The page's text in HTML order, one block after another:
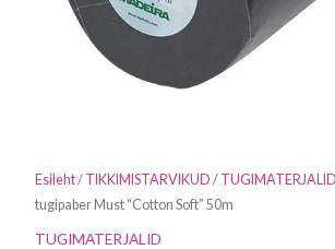
Esileht/ TIKKIMISTARVIKUD / TUGIMATERJALID
tugipaber Must “Cotton Soft” 50m
TUGIMATERJALID